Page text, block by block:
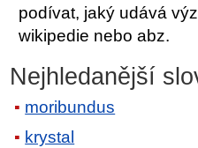
podívat, jaký udává
wikipedie nebo abz.
Nejhledanější
moribundus
krystal